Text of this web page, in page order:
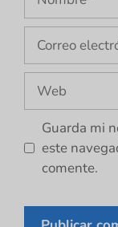
Correo
electrónico
Web
Guarda mi
este
comente.